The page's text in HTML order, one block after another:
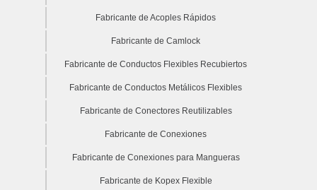
Fabricante de Acoples Rápidos
Fabricante de Camlock
Fabricante de Conductos Flexibles Recubiertos
Fabricante de Conductos Metálicos Flexibles
Fabricante de Conectores Reutilizables
Fabricante de Conexiones
Fabricante de Conexiones para Mangueras
Fabricante de Kopex Flexible